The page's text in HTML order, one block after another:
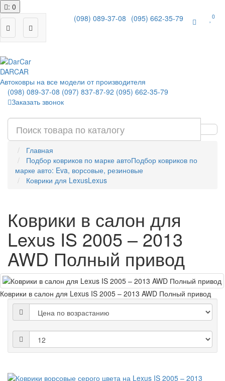
: 0
(098) 089-37-08 (095) 662-35-79 0
DARCAR
Автоковры на все модели от производителя
(098) 089-37-08 (097) 837-87-92 (095) 662-35-79
Заказать звонок
Главная
Подбор ковриков по марке автоПодбор ковриков по
марке авто: Eva, ворсовые, резиновые
Коврики для LexusLexus
Коврики в салон для
Lexus IS 2005 – 2013
AWD Полный привод
Коврики в салон для Lexus IS 2005 – 2013 AWD Полный привод